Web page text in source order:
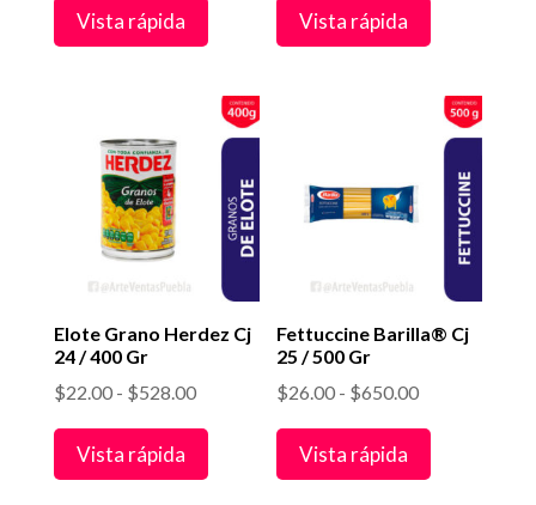
desde
hasta
$972.00
Vista rápida Vista rápida
Elote Grano Herdez Cj
24 / 400 Gr
$22.00 - $528.00Rango
desde
Vista rápida
Fettuccine Barilla® Cj
25 / 500 Gr
$26.00 - $650.00Rango
desde
Vista rápida